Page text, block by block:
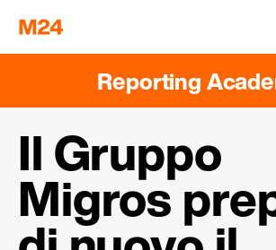
Reporting
Il Gruppo
Migros